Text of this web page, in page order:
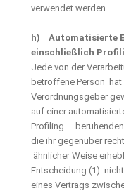
verwendet werden.
h) Automatisierte
einschließlich
Jede von der
betroffene Person hat
Verordnungsgeber
auf einer
Profiling —
die ihr gegenüber
ähnlicher Weise
Entscheidung (1)
eines Vertrags